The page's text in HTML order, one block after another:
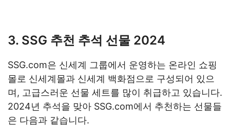
3. SSG 추천 추석 선물 2024
SSG.com은 신세계 그룹에서 운영하는 온라인 쇼핑
몰로 신세계몰과 신세계 백화점으로 구성되어 있으
며, 고급스러운 선물 세트를 많이 취급하고 있습니다.
2024년 추석을 맞아 SSG.com에서 추천하는 선물들
은 다음과 같습니다.